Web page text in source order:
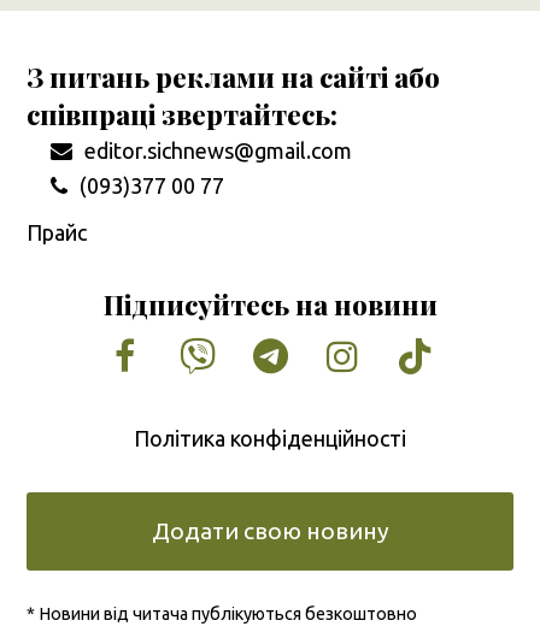
З питань реклами на сайті або
співпраці звертайтесь:
editor.sichnews@gmail.com
(093)377 00 77
Прайс
Підписуйтесь на новини
Facebook
VimeoTumblrInstagram
Tiktok
Політика конфіденційності
Додати свою новину
* Новини від читача публікуються безкоштовно